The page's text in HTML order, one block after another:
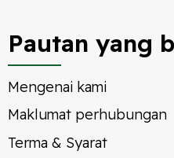
Pautan yang
Mengenai kami
Maklumat perhubungan
Terma & Syarat